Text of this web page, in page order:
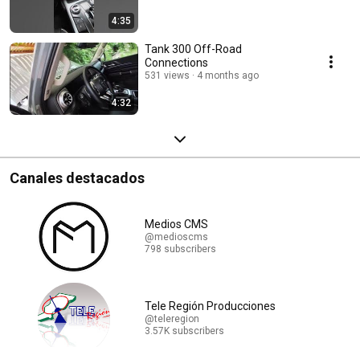
4:35
4:32
Tank 300 Off-Road
Connections
531 views 4 months ago
Canales destacados
Medios CMS
@medioscms
798 subscribers
Tele Región Producciones
@teleregion
3.57K subscribers